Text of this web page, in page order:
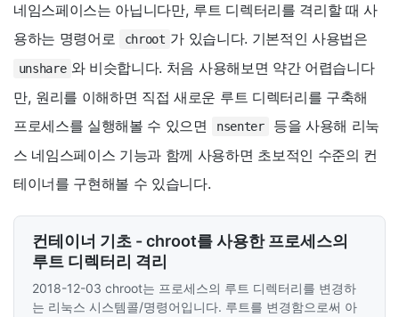
네임스페이스는 아닙니다만, 루트 디렉터리를 격리할 때 사
용하는 명령어로
chroot 가 있습니다. 기본적인 사용법은
unshare 와 비슷합니다. 처음 사용해보면 약간 어렵습니다
만, 원리를 이해하면 직접 새로운 루트 디렉터리를 구축해
프로세스를 실행해볼 수 있으면
nsenter
등을 사용해 리눅
스 네임스페이스 기능과 함께 사용하면 초보적인 수준의 컨
테이너를 구현해볼 수 있습니다.
컨테이너 기초 - chroot를 사용한 프로세스의
루트 디렉터리 격리
2018-12-03 chroot는 프로세스의 루트 디렉터리를 변경하
는 리눅스 시스템콜/명령어입니다. 루트를 변경함으로써 아